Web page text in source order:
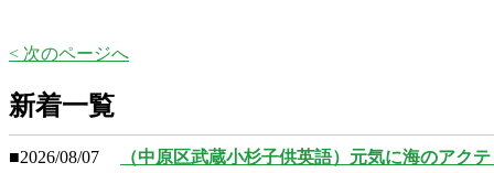
< 次のページへ
新着一覧
■2026/08/07 （中原区武蔵小杉子供英語）元気に海のアク